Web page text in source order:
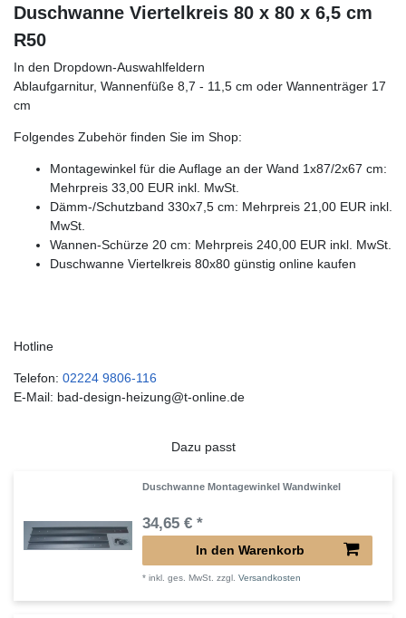
Duschwanne Viertelkreis 80 x 80 x 6,5 cm
R50
In den Dropdown-Auswahlfeldern
Ablaufgarnitur, Wannenfüße 8,7 - 11,5 cm oder Wannenträger 17
cm
Folgendes Zubehör finden Sie im Shop:
Montagewinkel für die Auflage an der Wand 1x87/2x67 cm:
Mehrpreis 33,00 EUR inkl. MwSt.
Dämm-/Schutzband 330x7,5 cm: Mehrpreis 21,00 EUR inkl.
MwSt.
Wannen-Schürze 20 cm: Mehrpreis 240,00 EUR inkl. MwSt.
Duschwanne Viertelkreis 80x80 günstig online kaufen
Hotline
Telefon: 02224 9806-116
E-Mail: bad-design-heizung@t-online.de
Dazu passt
Duschwanne Montagewinkel Wandwinkel
34,65 € *
In den Warenkorb
*inkl. ges. MwSt. zzgl.Versandkosten